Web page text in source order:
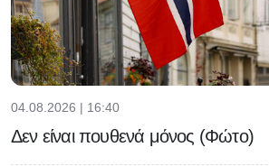
04.08.2026 | 16:40
Δεν είναι πουθενά μόνος (Φώτο)